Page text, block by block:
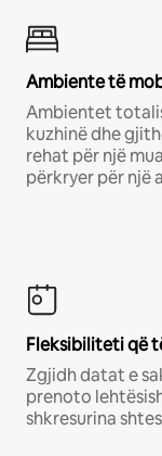
Ambiente të
Ambientet
kuzhinë dhe
rehat për një
përkryer për një
Fleksibiliteti që
Zgjidh datat e
prenoto
shkresurina